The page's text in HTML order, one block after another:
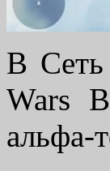
В Сеть
Wars
альфа-